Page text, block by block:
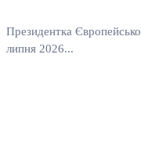
Президентка
липня 2026...